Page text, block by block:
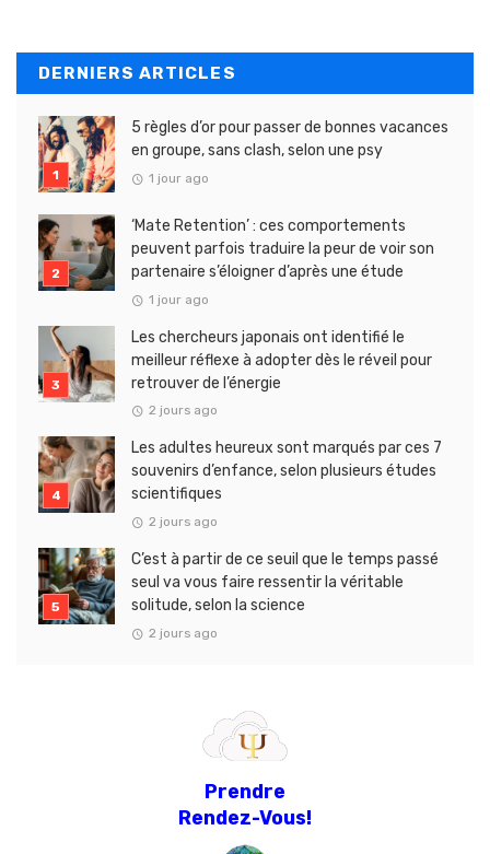
DERNIERS ARTICLES
5 règles d’or pour passer de bonnes vacances
en groupe, sans clash, selon une psy
1 jour ago
‘Mate Retention’ : ces comportements
peuvent parfois traduire la peur de voir son
partenaire s’éloigner d’après une étude
1 jour ago
Les chercheurs japonais ont identifié le
meilleur réflexe à adopter dès le réveil pour
retrouver de l’énergie
2 jours ago
Les adultes heureux sont marqués par ces 7
souvenirs d’enfance, selon plusieurs études
scientifiques
2 jours ago
C’est à partir de ce seuil que le temps passé
seul va vous faire ressentir la véritable
solitude, selon la science
2 jours ago
Prendre
Rendez-Vous!